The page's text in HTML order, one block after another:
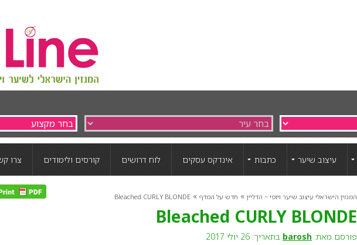
עיצוב שיער כתבות אינדקס עסקים לוח דרושים קורסים ולימודים צרו
המגזין הישראלי עיצוב שיער ויופי ~ הדליין » חדש על המדף »
Bleached CURLY BLONDE
Bleached CURLY BLONDE
פורסם מאת: barosh בתאריך: 26 יולי 2017